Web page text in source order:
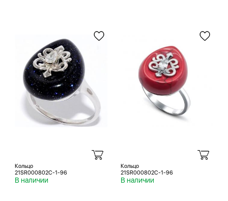
Кольцо
21SR000802C-1-96
В наличии
Кольцо
21SR000802C-1-96
В наличии